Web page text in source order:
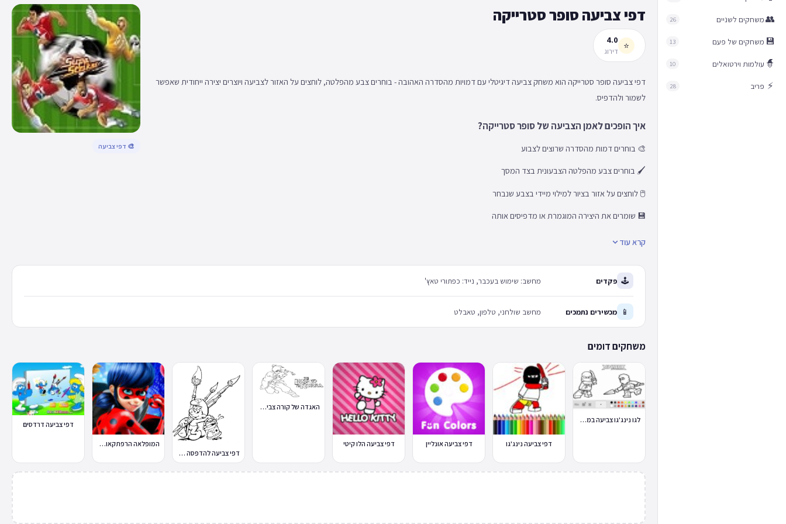
👥משחקים לשניים 26
💾 משחקים של פעם 13
🧙 עולמות וירטואלים 10
⚡ פריב 28
דפי צביעה סופר סטרייקה
⭐
4.0
דירוג
דפי צביעה סופר סטרייקה הוא משחק צביעה דיגיטלי עם דמויות מהסדרה האהובה - בוחרים צבע מהפלטה, לוחצים על האזור לצביעה ויוצרים יצירה ייחודית שאפשר
לשמור ולהדפיס.
איך הופכים לאמן הצביעה של סופר סטרייקה?
🎨 בוחרים דמות מהסדרה שרוצים לצבוע
🖌️ בוחרים צבע מהפלטה הצבעונית בצד המסך
🖱️ לוחצים על אזור בציור למילוי מיידי בצבע שנבחר
💾 שומרים את היצירה המוגמרת או מדפיסים אותה
קרא עוד
🎨 דפי צביעה
🕹 פקדים מחשב: שימוש בעכבר, נייד: כפתורי טאץ'
📱 מכשירים נתמכים מחשב שולחני, טלפון, טאבלט
משחקים דומים
לגו נינג'גו צביעה במחשב
דפי צביעה נינג'גו דפי צביעה אונליין דפי צביעה הלו קיטי
האגדה של קורה צביעה במחשב
דפי צביעה להדפסה דרדסים
המופלאה הרפתקאות ליידי באג
דפי צביעה דרדסים